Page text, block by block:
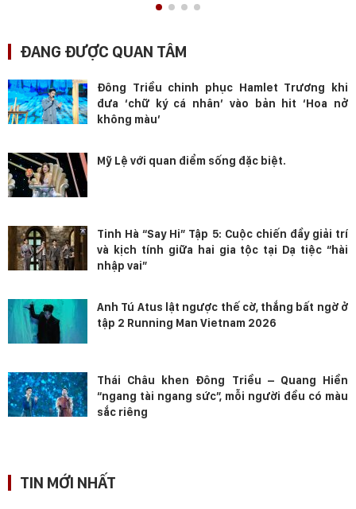
ĐANG ĐƯỢC QUAN TÂM
Đông Triều chinh phục Hamlet Trương khi
đưa ‘chữ ký cá nhân’ vào bản hit ‘Hoa nở
không màu’
Mỹ Lệ với quan điểm sống đặc biệt.
Tinh Hà “Say Hi” Tập 5: Cuộc chiến đầy giải trí
và kịch tính giữa hai gia tộc tại Dạ tiệc “hài
nhập vai”
Anh Tú Atus lật ngược thế cờ, thắng bất ngờ ở
tập 2 Running Man Vietnam 2026
Thái Châu khen Đông Triều – Quang Hiền
“ngang tài ngang sức”, mỗi người đều có màu
sắc riêng
TIN MỚI NHẤT